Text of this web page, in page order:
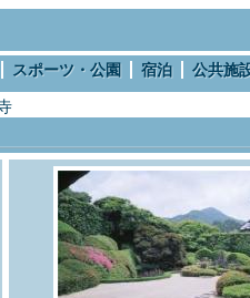
スポーツ・公園 宿泊 公共施